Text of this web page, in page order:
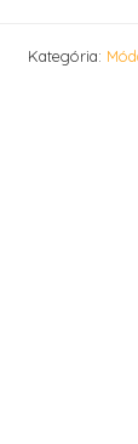
Kategória: